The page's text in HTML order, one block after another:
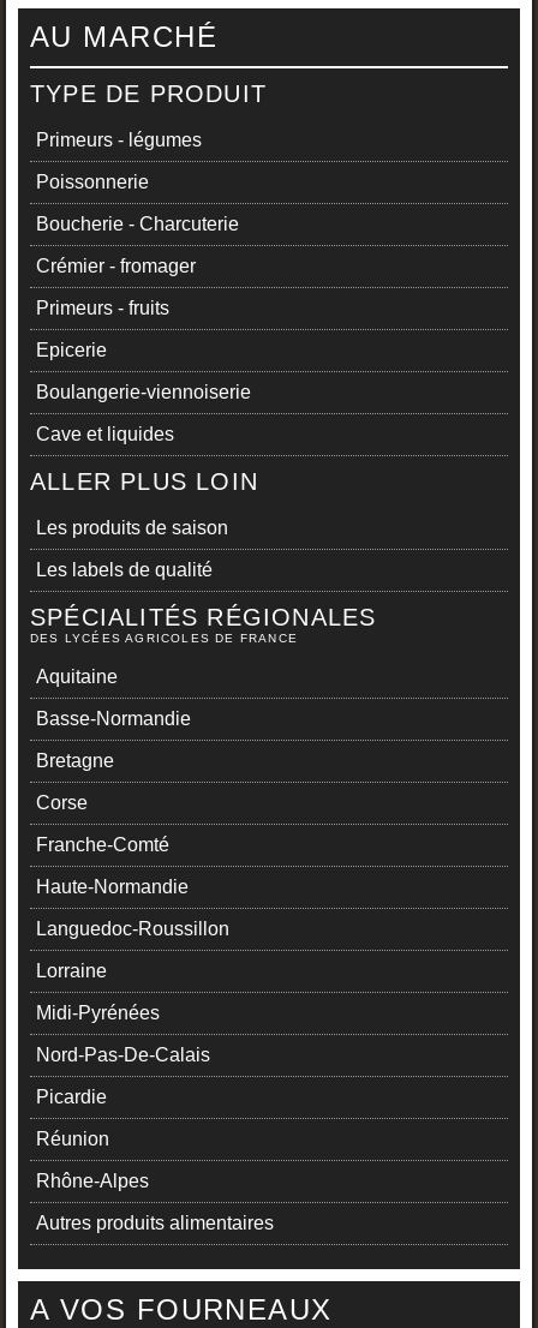
AU MARCHÉ
TYPE DE PRODUIT
Primeurs - légumes
Poissonnerie
Boucherie - Charcuterie
Crémier - fromager
Primeurs - fruits
Epicerie
Boulangerie-viennoiserie
Cave et liquides
ALLER PLUS LOIN
Les produits de saison
Les labels de qualité
SPÉCIALITÉS RÉGIONALES
DES LYCÉES AGRICOLES DE FRANCE
Aquitaine
Basse-Normandie
Bretagne
Corse
Franche-Comté
Haute-Normandie
Languedoc-Roussillon
Lorraine
Midi-Pyrénées
Nord-Pas-De-Calais
Picardie
Réunion
Rhône-Alpes
Autres produits alimentaires
A VOS FOURNEAUX